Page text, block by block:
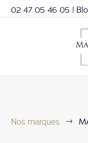
02 47 05 46 05 |
Nos marques $